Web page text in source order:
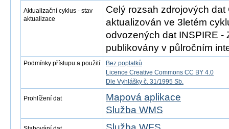
Aktualizační cyklus - stav
aktualizace
Celý rozsah zdrojových dat
aktualizován ve 3letém
odvozených dat INSPIRE -
publikovány v půlročním
Podmínky přístupu a použití
Bez poplatků
Licence Creative Commons CC BY 4.0
Dle Vyhlášky č. 31/1995 Sb.
Prohlížení dat
Mapová aplikace
Služba WMS